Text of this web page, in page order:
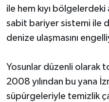
ile hem kıyı
sabit bariyer sistemi ile
denize ulaşmasını
Yosunlar düzenli olarak
2008 yılından bu yana
süpürgeleriyle temizlik